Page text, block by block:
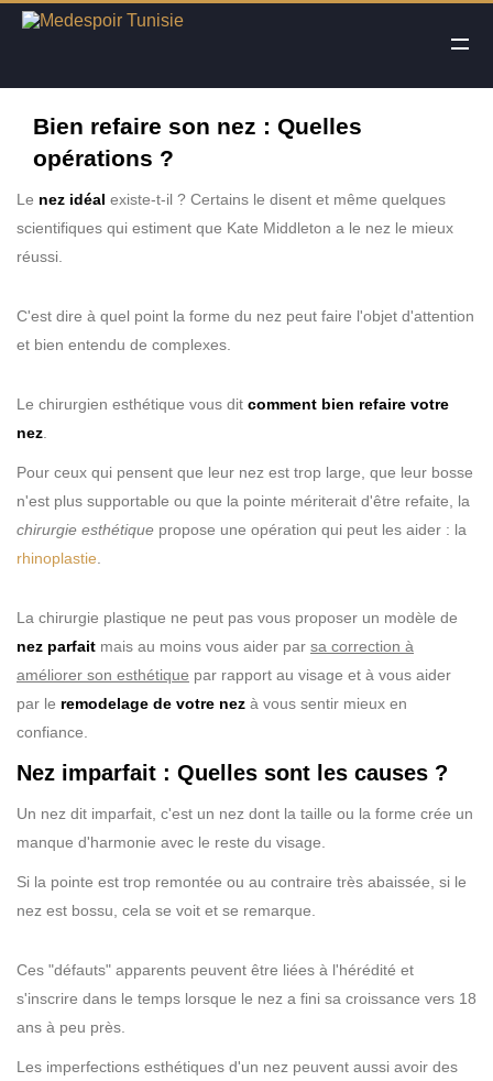
Mon Besoin
Bien refaire son nez : Quelles
opérations ?
Le nez idéal existe-t-il ? Certains le disent et même quelques
scientifiques qui estiment que Kate Middleton a le nez le mieux
réussi.
C'est dire à quel point la forme du nez peut faire l'objet d'attention
et bien entendu de complexes.
Le chirurgien esthétique vous dit comment bien refaire votre
nez
Pour ceux qui pensent que leur nez est trop large, que leur bosse
n'est plus supportable ou que la pointe mériterait d'être refaite, la
chirurgie esthétique propose une opération qui peut les aider : la
rhinoplastie
La chirurgie plastique ne peut pas vous proposer un modèle de
nez parfait mais au moins vous aider par sa correction à
améliorer son esthétique par rapport au visage et à vous aider
par le remodelage de votre nez à vous sentir mieux en
confiance.
Nez imparfait : Quelles sont les causes ?
Un nez dit imparfait, c'est un nez dont la taille ou la forme crée un
manque d'harmonie avec le reste du visage.
Si la pointe est trop remontée ou au contraire très abaissée, si le
nez est bossu, cela se voit et se remarque.
Ces "défauts" apparents peuvent être liées à l'hérédité et
s'inscrire dans le temps lorsque le nez a fini sa croissance vers 18
ans à peu près.
Les imperfections esthétiques d'un nez peuvent aussi avoir des